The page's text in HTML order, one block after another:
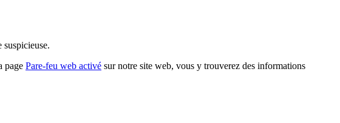
suspicieuse.
page Pare-feu web activé sur notre site web, vous y trouverez des informations